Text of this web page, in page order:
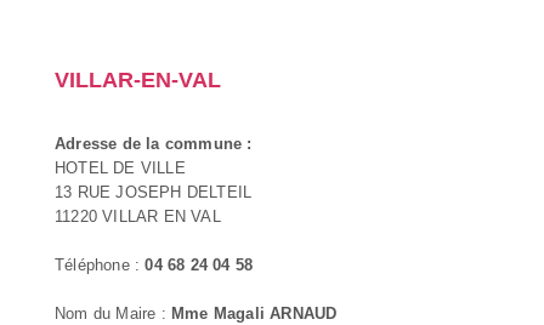
VILLAR-EN-VAL
Adresse de la commune :
HOTEL DE VILLE
13 RUE JOSEPH DELTEIL
11220 VILLAR EN VAL
Téléphone :04 68 24 04 58
Nom du Maire : Mme Magali ARNAUD